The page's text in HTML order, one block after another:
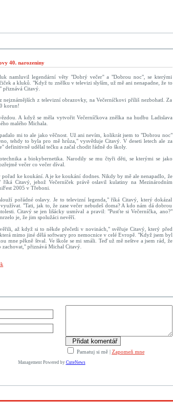
40. narozeniny
namluvil legendární věty "Dobrý večer" a "Dobrou noc", se kterými
a kluků. "Když tu znělku v televizi slyším, už mě ani nenapadne, že to
přiznává Citavý.
nejznámějších z televizní obrazovky, na Večerníčkovi příliš nezbohatl. Za
korun!
A když se měla vytvořit Večerníčkova znělka na hudbu Ladislava
malého Michala.
mi to ale jako věčnost. Už ani nevím, kolikrát jsem to "Dobrou noc"
tehdy to byla pro mě hrůza," vysvětluje Citavý. V deseti letech ale za
definitivně udělal tečku a začal chodit řádně do školy.
a biokybernetika. Narodily se mu čtyři děti, se kterými se jako
večer co večer díval.
ke koukání. A je ke koukání dodnes. Nikdy by mě ale nenapadlo, že
říká Citavý, jehož Večerníček právě oslavil kulatiny na Mezinárodním
2005 v Třeboni.
pořádné oslavy. Je to televizní legenda," říká Citavý, který dokázal
"Tati, jak to, že zase večer nebudeš doma? A kdo nám dá dobrou
Citavý se jen lišácky usmíval a pravil: "Pusťte si Večerníčka, ano?"
je, že jim spolužáci nevěří.
až když si to někde přečetli v novinách," svěřuje Citavý, který před
mimo jiné dělá softwary pro nemocnice v celé Evropě. "Když jsem byl
mne pěkně štval. Ve škole se mi smáli. Teď už mě neštve a jsem rád, že
zachovat," přiznává Michal Citavý.
Pamatuj si mě| Zapomeň mne
Management Powered by CuteNews